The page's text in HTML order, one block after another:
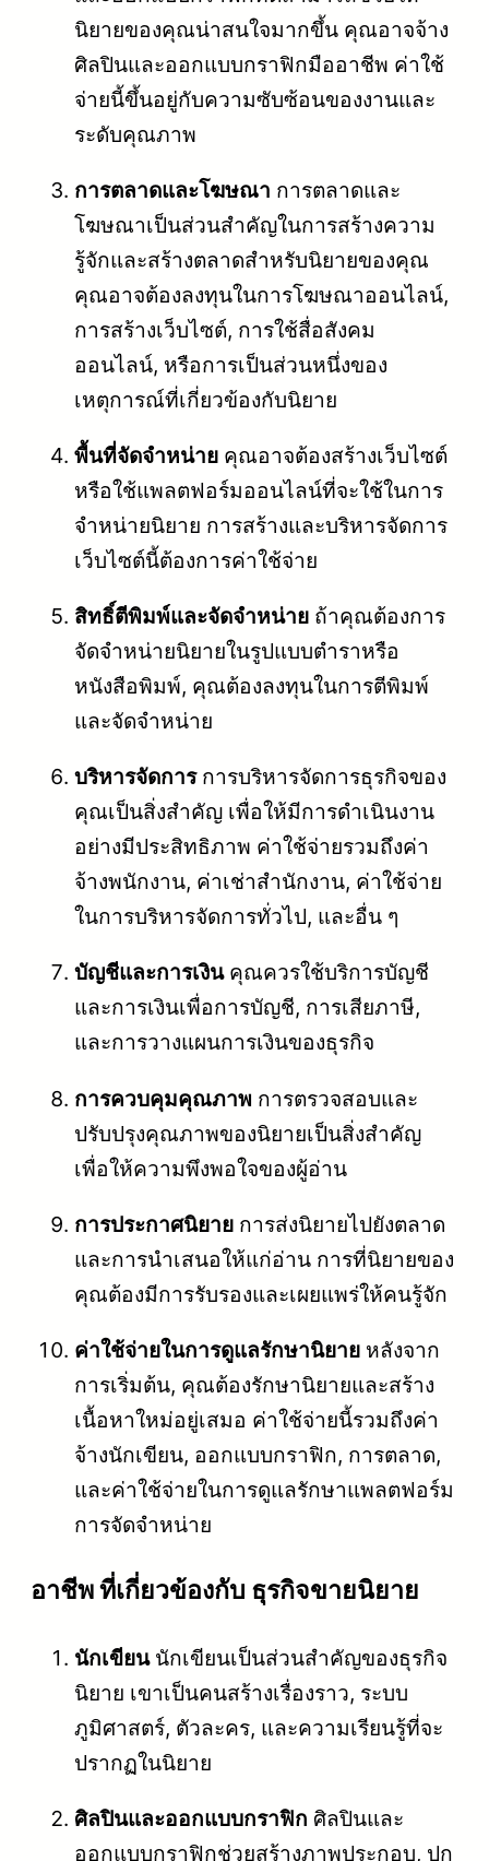
นิยายของคุณน่าสนใจมากขึ้น คุณอาจจ้าง
ศิลปินและออกแบบกราฟิกมืออาชีพ ค่าใช้
จ่ายนี้ขึ้นอยู่กับความซับซ้อนของงานและ
ระดับคุณภาพ
การตลาดและโฆษณา การตลาดและ
โฆษณาเป็นส่วนสำคัญในการสร้างความ
รู้จักและสร้างตลาดสำหรับนิยายของคุณ
คุณอาจต้องลงทุนในการโฆษณาออนไลน์,
การสร้างเว็บไซต์, การใช้สื่อสังคม
ออนไลน์, หรือการเป็นส่วนหนึ่งของ
เหตุการณ์ที่เกี่ยวข้องกับนิยาย
พื้นที่จัดจำหน่าย คุณอาจต้องสร้างเว็บไซต์
หรือใช้แพลตฟอร์มออนไลน์ที่จะใช้ในการ
จำหน่ายนิยาย การสร้างและบริหารจัดการ
เว็บไซต์นี้ต้องการค่าใช้จ่าย
สิทธิ์ตีพิมพ์และจัดจำหน่าย ถ้าคุณต้องการ
จัดจำหน่ายนิยายในรูปแบบตำราหรือ
หนังสือพิมพ์, คุณต้องลงทุนในการตีพิมพ์
และจัดจำหน่าย
บริหารจัดการการบริหารจัดการธุรกิจของ
คุณเป็นสิ่งสำคัญ เพื่อให้มีการดำเนินงาน
อย่างมีประสิทธิภาพ ค่าใช้จ่ายรวมถึงค่า
จ้างพนักงาน, ค่าเช่าสำนักงาน, ค่าใช้จ่าย
ในการบริหารจัดการทั่วไป, และอื่น ๆ
บัญชีและการเงินคุณควรใช้บริการบัญชี
และการเงินเพื่อการบัญชี, การเสียภาษี,
และการวางแผนการเงินของธุรกิจ
การควบคุมคุณภาพ การตรวจสอบและ
ปรับปรุงคุณภาพของนิยายเป็นสิ่งสำคัญ
เพื่อให้ความพึงพอใจของผู้อ่าน
การประกาศนิยาย การส่งนิยายไปยังตลาด
และการนำเสนอให้แก่อ่าน การที่นิยายของ
คุณต้องมีการรับรองและเผยแพร่ให้คนรู้จัก
ค่าใช้จ่ายในการดูแลรักษานิยาย หลังจาก
การเริ่มต้น, คุณต้องรักษานิยายและสร้าง
เนื้อหาใหม่อยู่เสมอ ค่าใช้จ่ายนี้รวมถึงค่า
จ้างนักเขียน, ออกแบบกราฟิก, การตลาด,
และค่าใช้จ่ายในการดูแลรักษาแพลตฟอร์ม
การจัดจำหน่าย
อาชีพ ที่เกี่ยวข้องกับ ธุรกิจขายนิยาย
นักเขียนนักเขียนเป็นส่วนสำคัญของธุรกิจ
นิยาย เขาเป็นคนสร้างเรื่องราว, ระบบ
ภูมิศาสตร์, ตัวละคร, และความเรียนรู้ที่จะ
ปรากฏในนิยาย
ศิลปินและออกแบบกราฟิก ศิลปินและ
ออกแบบกราฟิกช่วยสร้างภาพประกอบ, ปก